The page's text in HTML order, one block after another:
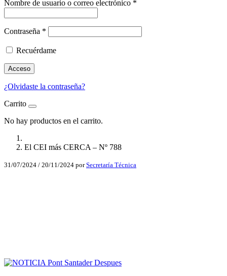
Nombre de usuario o correo electrónico *
Contraseña *
Recuérdame
Acceso
¿Olvidaste la contraseña?
Carrito
No hay productos en el carrito.
El CEI más CERCA – Nº 788
31/07/2024 / 20/11/2024 porSecretaría Técnica
WhatsApp